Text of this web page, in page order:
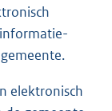
elektronisch